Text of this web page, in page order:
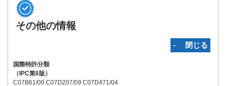
その他の情報
‐ 閉じる
国際特許分類
（IPC第8版）
C07B61/00 C07D207/09 C07D471/04